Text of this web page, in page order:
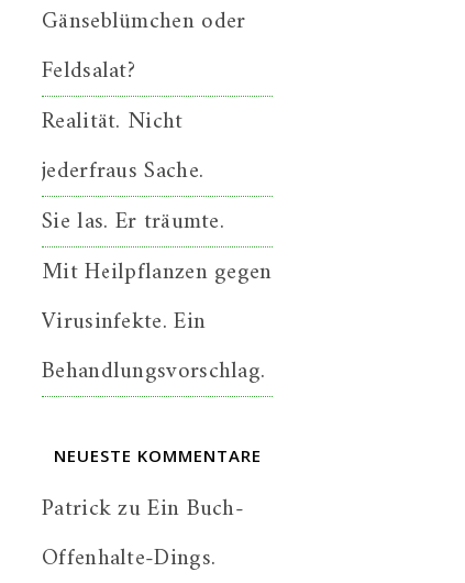
Gänseblümchen oder
Feldsalat?
Realität. Nicht
jederfraus Sache.
Sie las. Er träumte.
Mit Heilpflanzen gegen
Virusinfekte. Ein
Behandlungsvorschlag.
NEUESTE KOMMENTARE
PatrickzuEin Buch-
Offenhalte-Dings.